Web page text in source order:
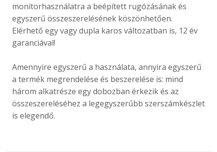
monitorhasználatra a beépített rugózásának és
egyszerű összeszerelésének köszönhetően.
Elérhető egy vagy dupla karos változatban is, 12 év
garanciával!
Amennyire egyszerű a használata, annyira egyszerű
a termék megrendelése és beszerelése is: mind
három alkatrésze egy dobozban érkezik és az
összeszereléséhez a legegyszerűbb szerszámkészlet
is elegendő.